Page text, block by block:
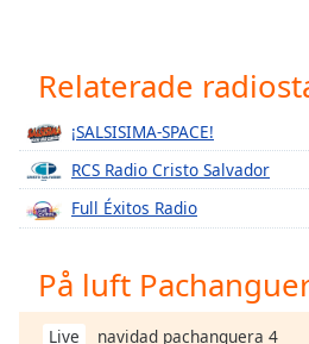
Playback
Rate
Chapters
Descriptions
descriptions
Relaterade
¡SALSISIMA-SPACE!
RCS Radio Cristo Salvador
Full Éxitos Radio
På luft
Live navidad pachanguera 4